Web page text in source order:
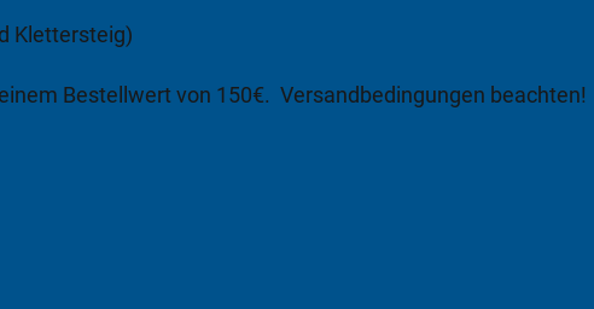
Klettersteig)
Bestellwert von 150€. Versandbedingungen beachten!